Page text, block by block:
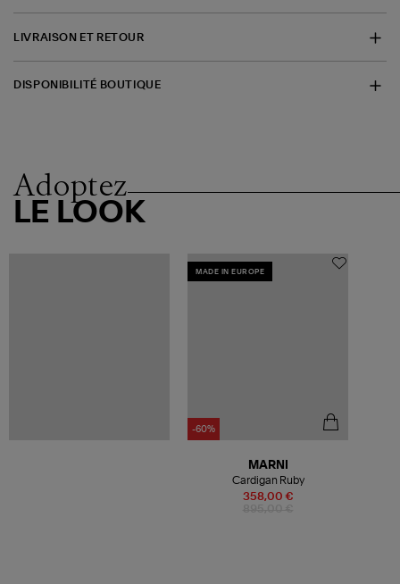
LIVRAISON ET RETOUR
DISPONIBILITÉ BOUTIQUE
Adoptez
LE LOOK
MADE IN EUROPE
-60%
358,00 €
MARNI
Cardigan Ruby